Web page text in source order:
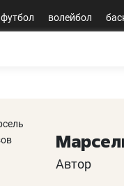
футбол волейбол
Автор